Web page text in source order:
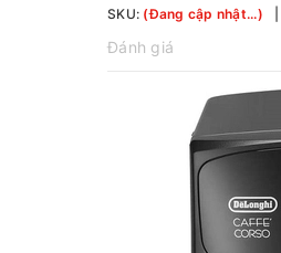
SKU: (Đang cập nhật...)
Đánh giá